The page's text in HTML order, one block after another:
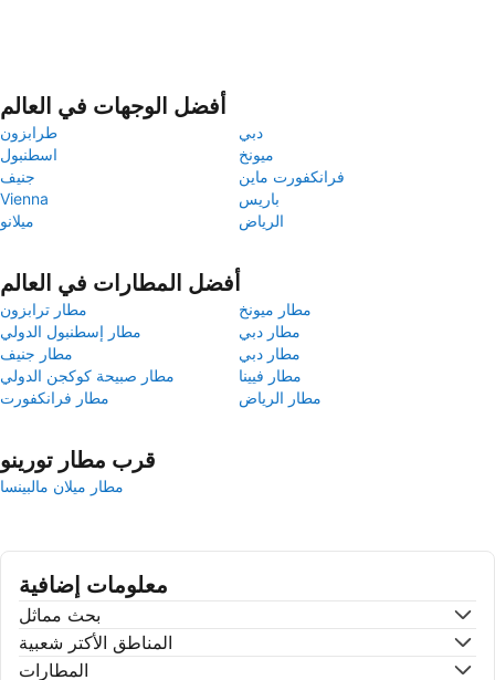
أفضل الوجهات في العالم
طرابزون
دبي
اسطنبول
ميونخ
جنيف
فرانكفورت ماين
Vienna
باريس
ميلانو
الرياض
أفضل المطارات في العالم
مطار ترابزون
مطار ميونخ
مطار إسطنبول الدولي
مطار دبي
مطار جنيف
مطار دبي
مطار صبيحة كوكجن الدولي
مطار فيينا
مطار فرانكفورت
مطار الرياض
قرب مطار تورينو
مطار ميلان مالبينسا
معلومات إضافية
بحث مماثل
المناطق الأكتر شعبية
المطارات